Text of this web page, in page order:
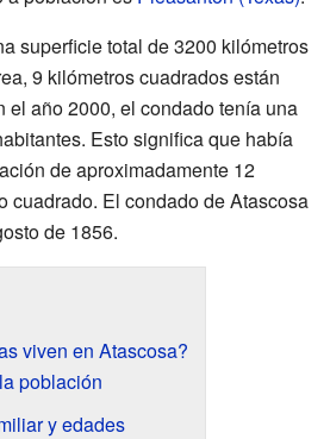
superficie total de 3200 kilómetros
9 kilómetros cuadrados están
el año 2000, el condado tenía una
Esto significa que había
de aproximadamente 12
cuadrado. El condado de Atascosa
de 1856.
viven en Atascosa?
población
y edades